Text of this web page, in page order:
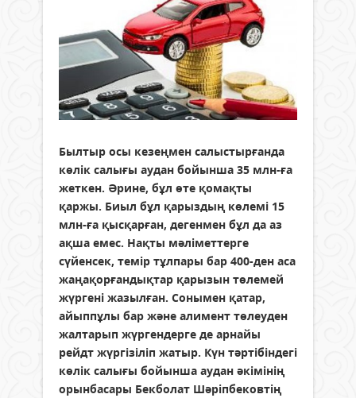
Былтыр осы кезеңмен салыстырғанда
көлік салығы аудан бойынша 35 млн-ға
жеткен. Әрине, бұл өте қомақты
қаржы. Биыл бұл қарыздың көлемі 15
млн-ға қысқарған, дегенмен бұл да аз
ақша емес. Нақты мәліметтерге
сүйенсек, темір тұлпары бар 400-ден аса
жаңақорғандықтар қарызын төлемей
жүргені жазылған. Сонымен қатар,
айыппұлы бар және алимент төлеуден
жалтарып жүргендерге де арнайы
рейдт жүргізіліп жатыр. Күн тәртібіндегі
көлік салығы бойынша аудан әкімінің
орынбасары Бекболат Шәріпбековтің